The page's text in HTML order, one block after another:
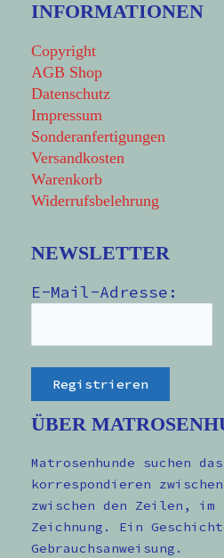
INFORMATIONEN
Copyright
AGB Shop
Datenschutz
Impressum
Sonderanfertigungen
Versandkosten
Warenkorb
Widerrufsbelehrung
NEWSLETTER
E-Mail-Adresse:
ÜBER
Matrosenhunde suchen
korrespondieren
zwischen den Zeilen,
Zeichnung. Ein
Gebrauchsanweisung.